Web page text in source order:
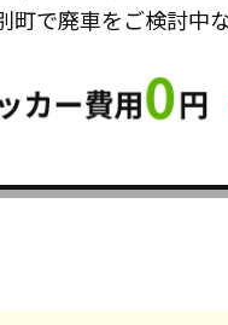
町で廃車をご検討中